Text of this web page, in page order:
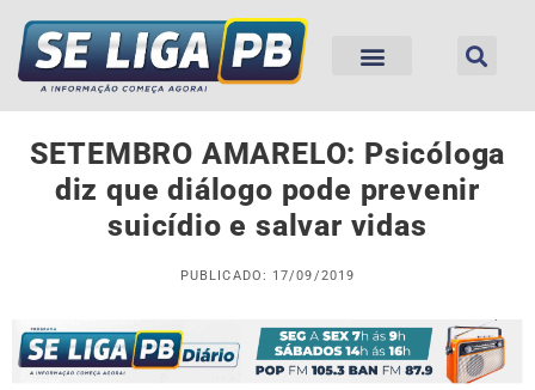
SETEMBRO AMARELO: Psicóloga
diz que diálogo pode prevenir
suicídio e salvar vidas
PUBLICADO: 17/09/2019